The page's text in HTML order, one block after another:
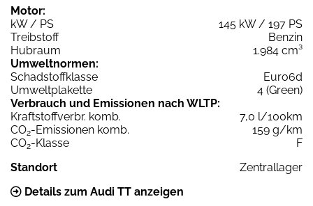
Motor:
kW / PS
145 kW / 197 PS
Treibstoff
Benzin
Hubraum
1.984 cm³
Umweltnormen:
Schadstoffklasse
Euro6d
Umweltplakette
4 (Green)
Verbrauch und Emissionen nach WLTP:
Kraftstoffverbr. komb.
7,0 l/100km
CO2-Emissionen komb.
159 g/km
CO2-Klasse
F
Standort
Zentrallager
Details zum Audi TT anzeigen